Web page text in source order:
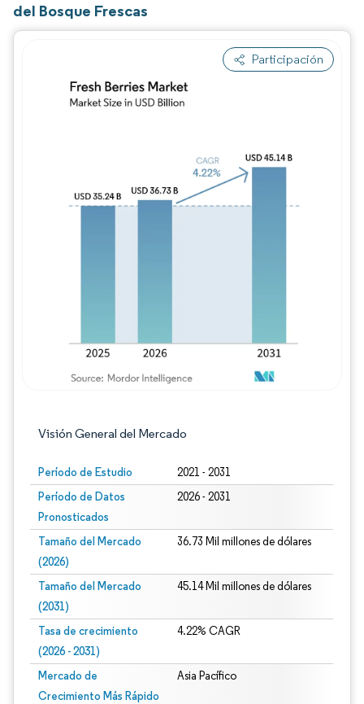
del Bosque Frescas
Participación
Visión General del Mercado
Período de Estudio 2021 - 2031
Período de Datos
Pronosticados
2026 - 2031
Tamaño del Mercado
(2026)
36.73 Mil millones de dólares
Tamaño del Mercado
(2031)
45.14 Mil millones de dólares
Tasa de crecimiento
(2026 - 2031)
4.22% CAGR
Mercado de
Crecimiento Más Rápido
Asia Pacífico